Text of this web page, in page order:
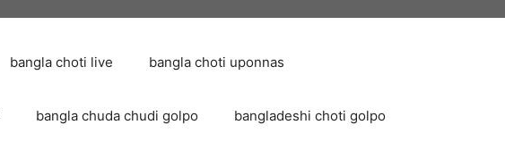
bangla choti live bangla choti uponnas
bangla chuda chudi golpo bangladeshi choti golpo